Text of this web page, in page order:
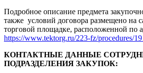
Подробное описание предмета
также условий договора размещено на
торговой площадке, расположенной по
https://www.tektorg.ru/223-fz/procedures/
КОНТАКТНЫЕ ДАННЫЕ
ПОДРАЗДЕЛЕНИЯ ЗАКУПОК: